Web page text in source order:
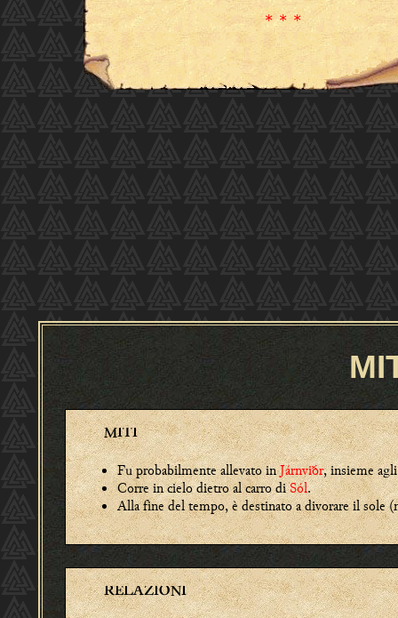
* * *
MITI
Fu probabilmente allevato inJárnviðr, insieme
Corre in cielo dietro al carro diSól.
Alla fine del tempo, è destinato a divorare il sole
RELAZIONI